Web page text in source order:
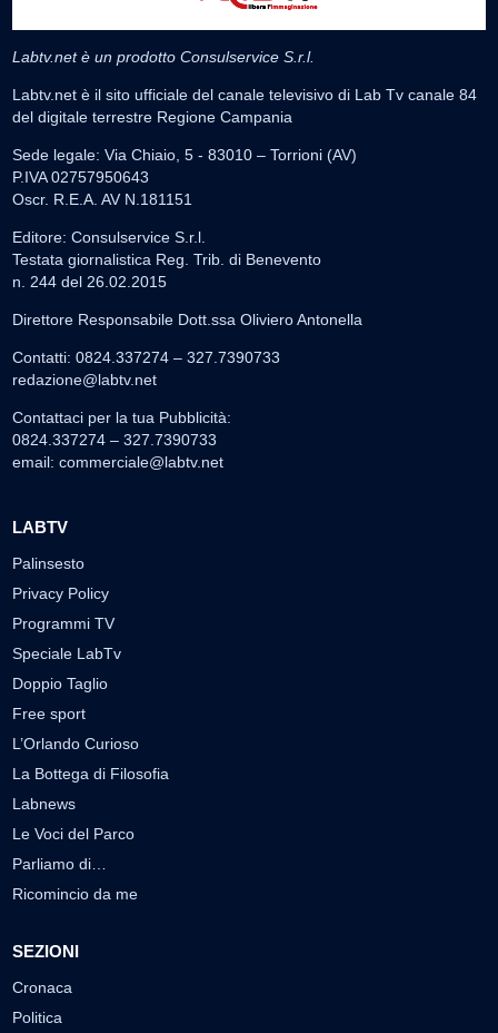
Labtv.net è un prodotto Consulservice S.r.l.
Labtv.net è il sito ufficiale del canale televisivo di Lab Tv canale 84
del digitale terrestre Regione Campania
Sede legale: Via Chiaio, 5 - 83010 – Torrioni (AV)
P.IVA 02757950643
Oscr. R.E.A. AV N.181151
Editore: Consulservice S.r.l.
Testata giornalistica Reg. Trib. di Benevento
n. 244 del 26.02.2015
Direttore Responsabile Dott.ssa Oliviero Antonella
Contatti: 0824.337274 – 327.7390733
redazione@labtv.net
Contattaci per la tua Pubblicità:
0824.337274 – 327.7390733
email: commerciale@labtv.net
LABTV
Palinsesto
Privacy Policy
Programmi TV
Speciale LabTv
Doppio Taglio
Free sport
L’Orlando Curioso
La Bottega di Filosofia
Labnews
Le Voci del Parco
Parliamo di…
Ricomincio da me
SEZIONI
Cronaca
Politica